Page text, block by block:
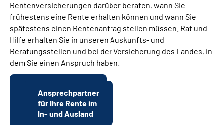
Inhalte in Gebärdensprache (DGS)
Leichte Sprache
Mein Kundenportal
Rentenversicherungen darüber beraten, wann Sie
frühestens eine Rente erhalten können und wann Sie
spätestens einen Rentenantrag stellen müssen. Rat und
Hilfe erhalten Sie in unseren Auskunfts- und
Beratungsstellen und bei der Versicherung des Landes, in
dem Sie einen Anspruch haben.
Ansprechpartner
für Ihre Rente im
In- und Ausland